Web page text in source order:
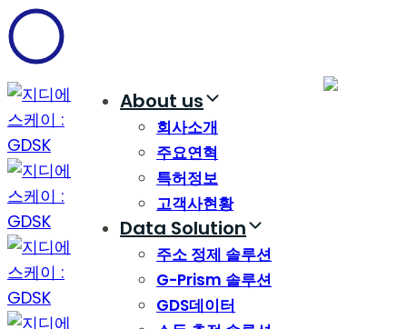
Skip
links
Skip
to
content
About us
회사소개
주요연혁
특허정보
고객사현황
Data Solution
주소 정제 솔루션
G-Prism 솔루션
GDS데이터